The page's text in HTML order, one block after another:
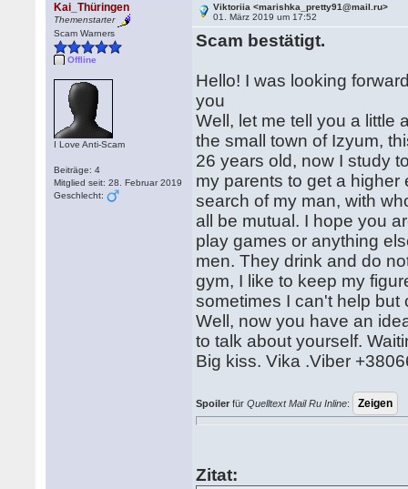
Kai_Thüringen
Themenstarter
Scam Warners
Offline
I Love Anti-Scam
Beiträge: 4
Mitglied seit: 28. Februar 2019
Geschlecht:
Viktoriia <marishka_pretty91@mail.ru>
01. März 2019 um 17:52
Scam bestätigt.
Hello! I was looking
you
Well, let me tell you a little
the small town of Izyum,
26 years old, now I study
my parents to get a
search of my man, with
all be mutual. I hope you
play games or anything
men. They drink and do
gym, I like to keep my
sometimes I can't help
Well, now you have an
to talk about yourself.
Big kiss. Vika .Viber
Spoiler fürQuelltext Mail Ru Inline:
Zitat: